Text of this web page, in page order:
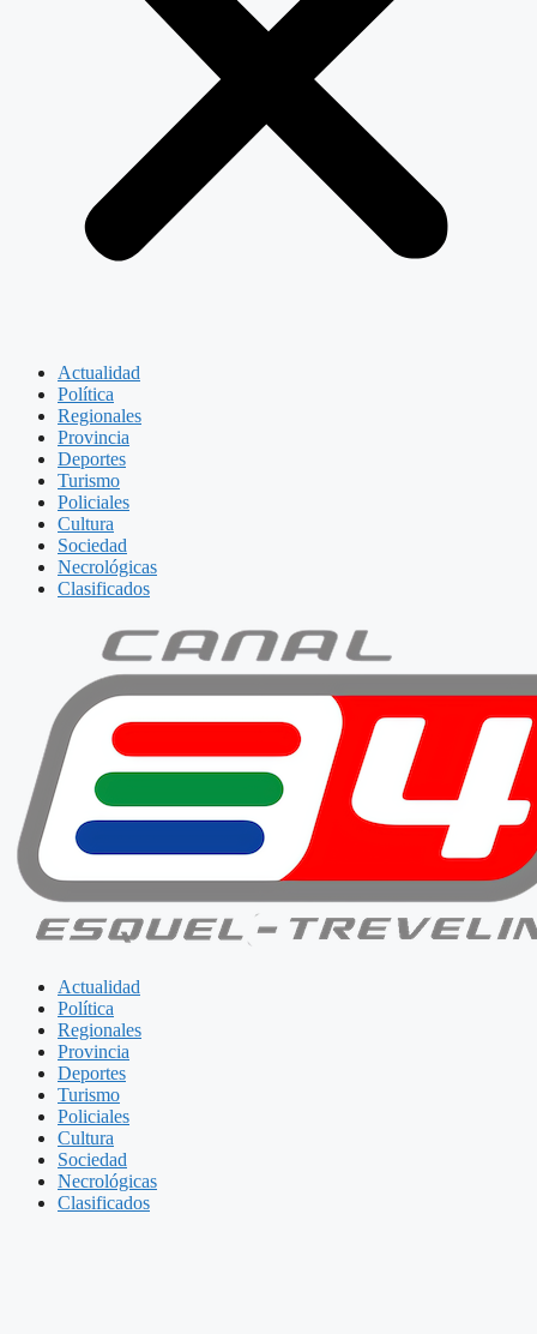
Actualidad
Política
Regionales
Provincia
Deportes
Turismo
Policiales
Cultura
Sociedad
Necrológicas
Clasificados
Actualidad
Política
Regionales
Provincia
Deportes
Turismo
Policiales
Cultura
Sociedad
Necrológicas
Clasificados